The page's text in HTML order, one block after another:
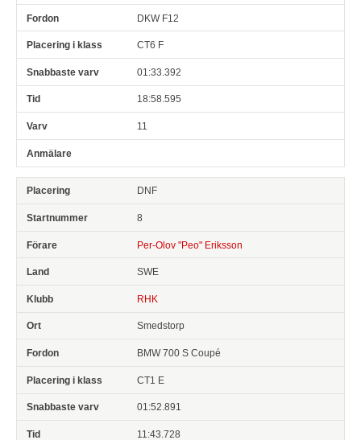
DKW F12
CT6 F
01:33.392
18:58.595
11
DNF
8
Per-Olov "Peo" Eriksson
SWE
RHK
Smedstorp
BMW 700 S Coupé
CT1 E
01:52.891
11:43.728